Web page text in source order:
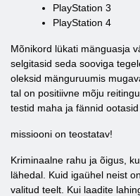
PlayStation 3
PlayStation 4
Mõnikord lükati mänguasja
selgitasid seda sooviga
oleksid mänguruumis
tal on positiivne mõju
testid maha ja fännid
missiooni on teostatav!
Kriminaalne rahu ja õigus,
lähedal. Kuid igaühel neist
valitud teelt. Kui laadite